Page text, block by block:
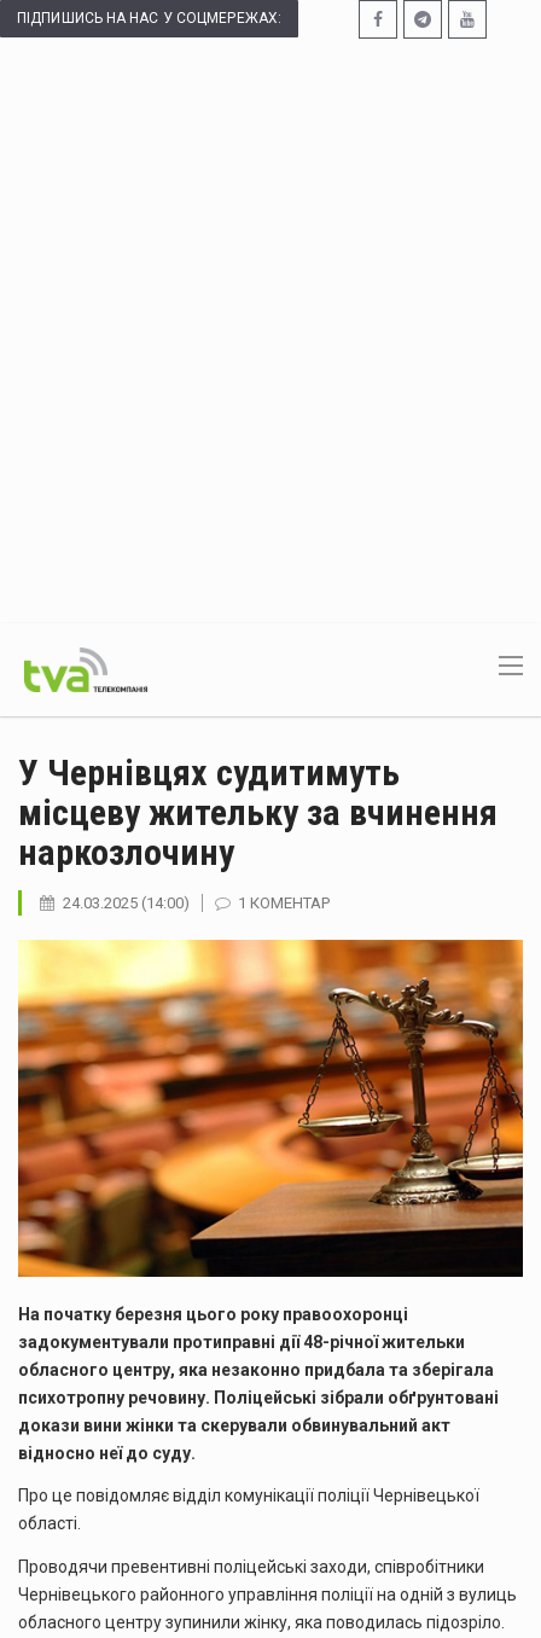
ПІДПИШИСЬ НА НАС У СОЦМЕРЕЖАХ:
У Чернівцях судитимуть
місцеву жительку за вчинення
наркозлочину
24.03.2025 (14:00) 1 КОМЕНТАР
На початку березня цього року правоохоронці
задокументували протиправні дії 48-річної жительки
обласного центру, яка незаконно придбала та зберігала
психотропну речовину. Поліцейські зібрали обґрунтовані
докази вини жінки та скерували обвинувальний акт
відносно неї до суду.
Про це повідомляє відділ комунікації поліції Чернівецької
області.
Проводячи превентивні поліцейські заходи, співробітники
Чернівецького районного управління поліції на одній з вулиць
обласного центру зупинили жінку, яка поводилась підозріло.